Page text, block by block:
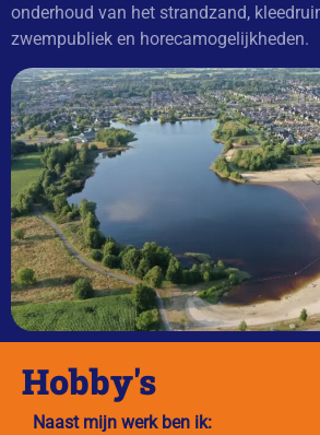
onderhoud van het strandzand,
zwempubliek en horecamogelijkheden.
Hobby's
Naast mijn werk ben ik: